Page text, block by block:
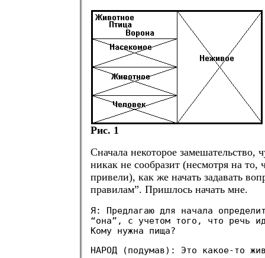
Рис. 1
Сначала некоторое замешательство,
никак не сообразит (несмотря на то,
привели), как же начать задавать
правилам”. Пришлось начать мне.
Я: Предлагаю для начала
“она”, с учетом того, что речь
Кому нужна пища?
НАРОД (подумав): Это какое-то